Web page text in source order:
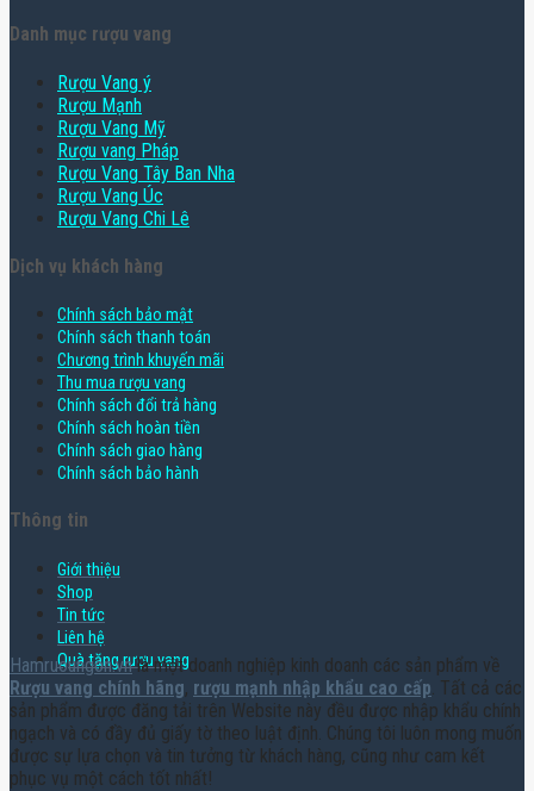
Danh mục rượu vang
Rượu Vang ý
Rượu Mạnh
Rượu Vang Mỹ
Rượu vang Pháp
Rượu Vang Tây Ban Nha
Rượu Vang Úc
Rượu Vang Chi Lê
Dịch vụ khách hàng
Chính sách bảo mật
Chính sách thanh toán
Chương trình khuyến mãi
Thu mua rượu vang
Chính sách đổi trả hàng
Chính sách hoàn tiền
Chính sách giao hàng
Chính sách bảo hành
Thông tin
Giới thiệu
Shop
Tin tức
Liên hệ
Quà tặng rượu vang
Hamruoungon.vnlà một doanh nghiệp kinh doanh các sản phẩm về
Rượu vang chính hãng, rượu mạnh nhập khẩu cao cấp . Tất cả các
sản phẩm được đăng tải trên Website này đều được nhập khẩu chính
ngạch và có đầy đủ giấy tờ theo luật định. Chúng tôi luôn mong muốn
được sự lựa chọn và tin tưởng từ khách hàng, cũng như cam kết
phục vụ một cách tốt nhất!